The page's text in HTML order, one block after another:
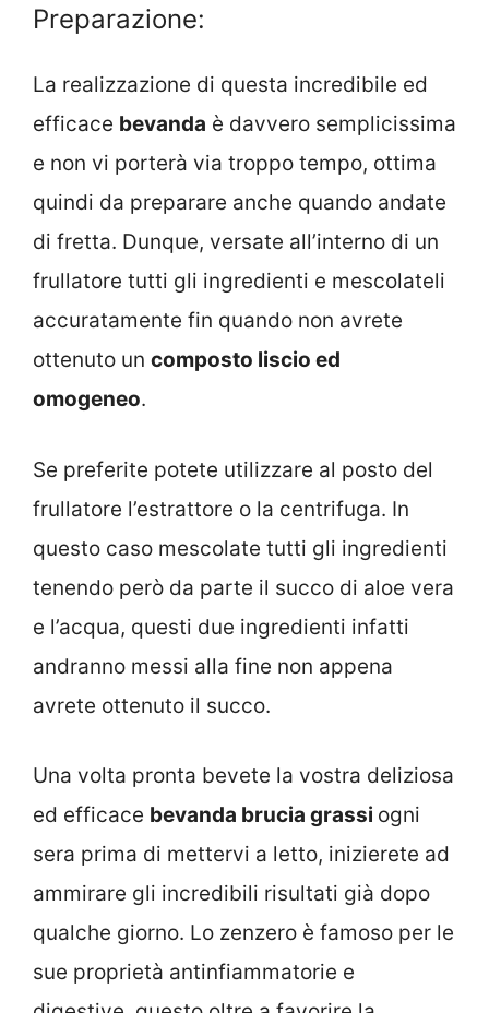
Preparazione:
La realizzazione di questa incredibile ed
efficace bevanda è davvero semplicissima
e non vi porterà via troppo tempo, ottima
quindi da preparare anche quando andate
di fretta. Dunque, versate all’interno di un
frullatore tutti gli ingredienti e mescolateli
accuratamente fin quando non avrete
ottenuto un composto liscio ed
omogeneo.
Se preferite potete utilizzare al posto del
frullatore l’estrattore o la centrifuga. In
questo caso mescolate tutti gli ingredienti
tenendo però da parte il succo di aloe vera
e l’acqua, questi due ingredienti infatti
andranno messi alla fine non appena
avrete ottenuto il succo.
Una volta pronta bevete la vostra deliziosa
ed efficace bevanda brucia grassi ogni
sera prima di mettervi a letto, inizierete ad
ammirare gli incredibili risultati già dopo
qualche giorno. Lo zenzero è famoso per le
sue proprietà antinfiammatorie e